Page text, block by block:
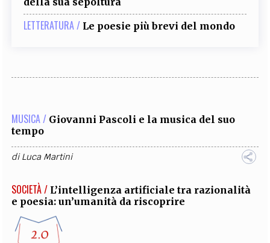
LETTERATURA / Le poesie più brevi del mondo
MUSICA / Giovanni Pascoli e la musica del suo
tempo
diLuca Martini
SOCIETÀ / L’intelligenza artificiale tra razionalità
e poesia: un’umanità da riscoprire